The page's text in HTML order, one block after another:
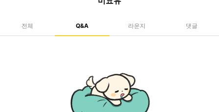
전체 Q&A 라운지 댓글